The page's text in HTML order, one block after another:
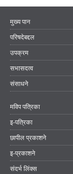
मुख्य पान
परिषदेबद्दल
उपक्रम
सभासदत्व
संसाधने
मविप पत्रिका
इ-पत्रिका
छापील प्रकाशने
इ-प्रकाशने
संदर्भ लिंक्स